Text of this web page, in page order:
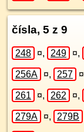
čísla, 5 z 9
248 ¤, 249 ¤,
256A ¤, 257 ¤
261 ¤, 262 ¤,
279A ¤, 279B